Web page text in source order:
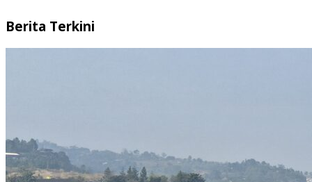
Berita Terkini